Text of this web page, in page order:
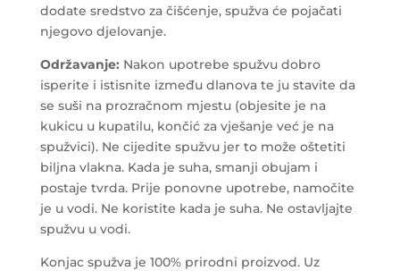
dodate sredstvo za čišćenje, spužva će pojačati
njegovo djelovanje.
Održavanje: Nakon upotrebe spužvu dobro
isperite i istisnite između dlanova te ju stavite da
se suši na prozračnom mjestu (objesite je na
kukicu u kupatilu, končić za vješanje već je na
spužvici). Ne cijedite spužvu jer to može oštetiti
biljna vlakna. Kada je suha, smanji obujam i
postaje tvrda. Prije ponovne upotrebe, namočite
je u vodi. Ne koristite kada je suha. Ne ostavljajte
spužvu u vodi.
Konjac spužva je 100% prirodni proizvod. Uz